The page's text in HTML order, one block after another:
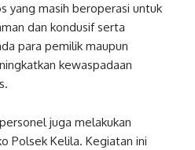
yang masih beroperasi untuk
dan kondusif serta
para pemilik maupun
kewaspadaan
juga melakukan
Polsek Kelila. Kegiatan ini